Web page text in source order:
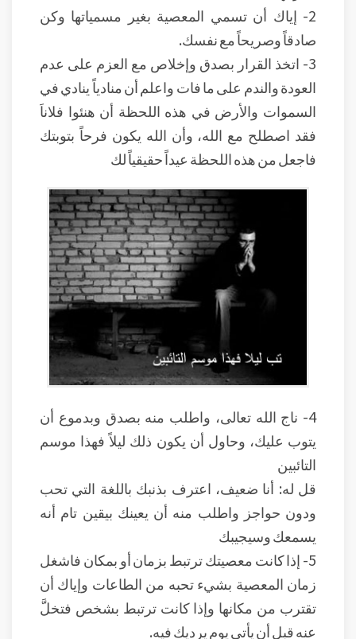
2- إياك أن تسمي المعصية بغير مسمياتها وكن
صادقاً وصريحاً مع نفسك.
3- اتخذ القرار بصدق وإخلاص مع العزم على عدم
العودة والندم على ما فات واعلم أن منادياً ينادي في
السموات والأرض في هذه اللحظة أن هنئوا فلاناَ
فقد اصطلح مع الله، وأن الله يكون فرحاً بتوبتك
فاجعل من هذه اللحظة عيداً حقيقياً لك
4- ناج الله تعالى، واطلب منه بصدق وبدموع أن
يتوب عليك، وحاول أن يكون ذلك ليلاً فهذا موسم
التائبين
قل له: أنا ضعيف، اعترف بذنبك باللغة التي تحب
ودون حواجز واطلب منه أن يعينك بيقين تام أنه
يسمعك وسيجيبك
5- إذا كانت معصيتك ترتبط بزمان أو بمكان فاشغل
زمان المعصية بشيء تحبه من الطاعات وإياك أن
تقترب من مكانها وإذا كانت ترتبط بشخص فتخلَّ
عنه قبل أن يأتي يوم يرديك فيه.